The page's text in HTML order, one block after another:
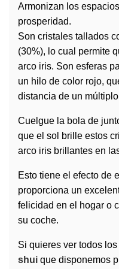
Armonizan los
prosperidad.
Son cristales tallados
(30%), lo cual permite
arco iris. Son esferas
un hilo de color rojo,
distancia de un
Cuelgue la bola de
que el sol brille estos
arco iris brillantes en
Esto tiene el efecto de
proporciona un
felicidad en el hogar o
su coche.
Si quieres ver todos
shui que disponemos